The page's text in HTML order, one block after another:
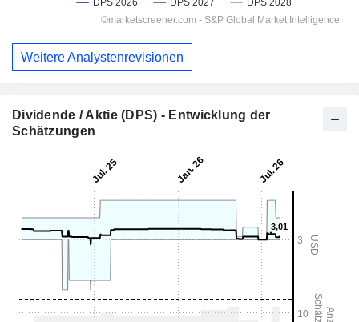
Weitere Analystenrevisionen
Dividende / Aktie (DPS) - Entwicklung der
Schätzungen